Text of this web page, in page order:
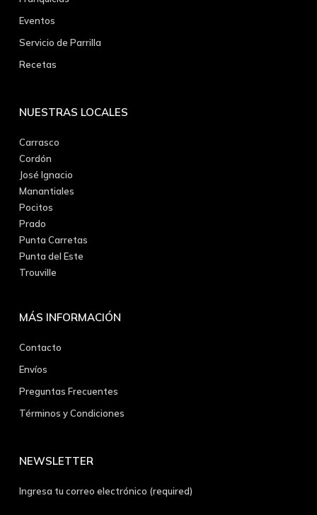
Eventos
Servicio de Parrilla
Recetas
NUESTRAS LOCALES
Carrasco
Cordón
José Ignacio
Manantiales
Pocitos
Prado
Punta Carretas
Punta del Este
Trouville
MÁS INFORMACIÓN
Contacto
Envíos
Preguntas Frecuentes
Términos y Condiciones
NEWSLETTER
Ingresa tu correo electrónico (required)